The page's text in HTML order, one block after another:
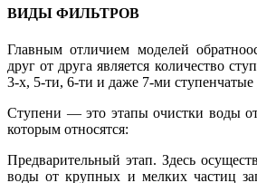
ВИДЫ ФИЛЬТРОВ
Главным отличием моделей
друг от друга является количество
3-х, 5-ти, 6-ти и даже 7-ми ступенчатые
Ступени — это этапы очистки воды
которым относятся:
Предварительный этап. Здесь
воды от крупных и мелких частиц